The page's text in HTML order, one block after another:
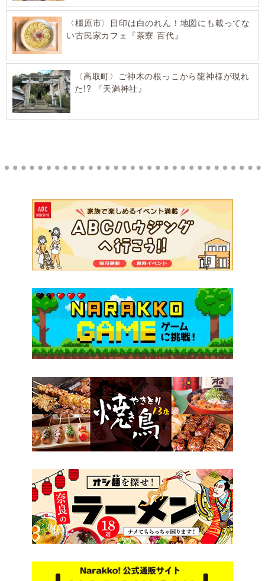
〈橿原市〉目印は白のれん！地図にも載ってな
い古民家カフェ『茶寮 百代』
〈高取町〉ご神木の根っこから龍神様が現れ
た!? 『天満神社』